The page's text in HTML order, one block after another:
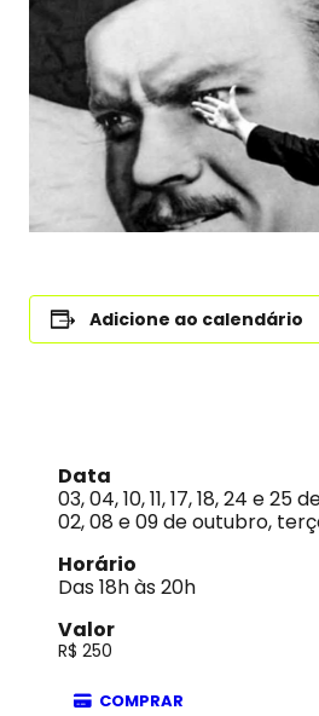
Adicione ao calendário
Data
03, 04, 10, 11, 17, 18, 24 e 25
02, 08 e 09 de outubro,
Horário
Das 18h às 20h
Valor
R$ 250
COMPRAR